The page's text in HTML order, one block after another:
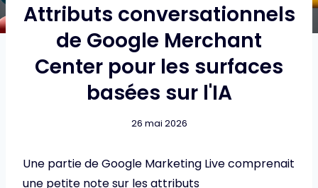
Attributs conversationnels
de Google Merchant
Center pour les surfaces
basées sur l'IA
26 mai 2026
Une partie de Google Marketing Live comprenait
une petite note sur les attributs